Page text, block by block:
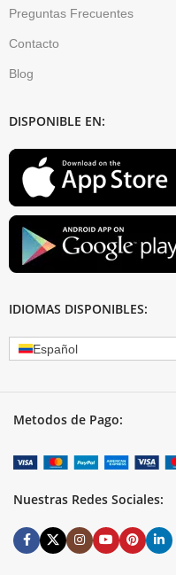
Preguntas Frecuentes
Contacto
Blog
DISPONIBLE EN:
IDIOMAS DISPONIBLES:
Español
Metodos de Pago:
Nuestras Redes Sociales: